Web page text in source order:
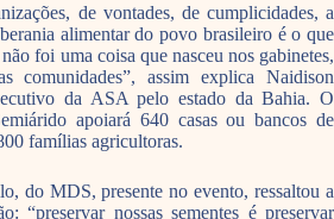
de vontades, de cumplicidades, a
alimentar do povo brasileiro é o que
foi uma coisa que nasceu nos gabinetes,
comunidades”, assim explica Naidison
da ASA pelo estado da Bahia. O
apoiará 640 casas ou bancos de
famílias agricultoras.
do MDS, presente no evento, ressaltou a
“preservar nossas sementes é preservar